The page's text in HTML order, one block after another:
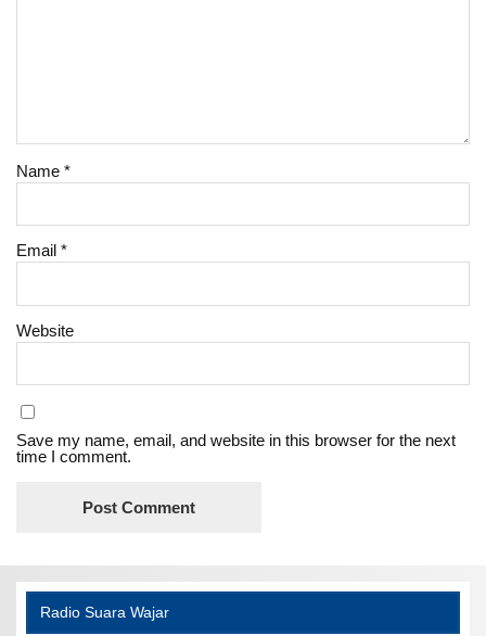
Name*
Email*
Website
Save my name, email, and website in this browser for the next
time I comment.
Radio Suara Wajar